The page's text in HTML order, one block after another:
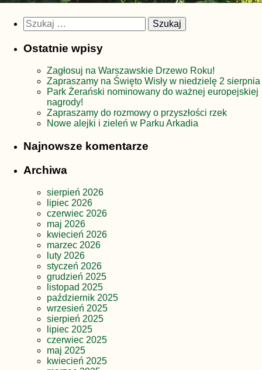
Szukaj:
Ostatnie wpisy
Zagłosuj na Warszawskie Drzewo Roku!
Zapraszamy na Święto Wisły w niedzielę 2 sierpnia
Park Żerański nominowany do ważnej europejskiej
nagrody!
Zapraszamy do rozmowy o przyszłości rzek
Nowe alejki i zieleń w Parku Arkadia
Najnowsze komentarze
Archiwa
sierpień 2026
lipiec 2026
czerwiec 2026
maj 2026
kwiecień 2026
marzec 2026
luty 2026
styczeń 2026
grudzień 2025
listopad 2025
październik 2025
wrzesień 2025
sierpień 2025
lipiec 2025
czerwiec 2025
maj 2025
kwiecień 2025